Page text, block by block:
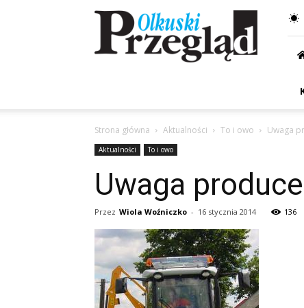
Przegląd
Olkuski
Strona główna Aktualności To i owo Uwaga
Aktualności To i owo
Uwaga
Przez Wiola Woźniczko - 16 stycznia 2014 136